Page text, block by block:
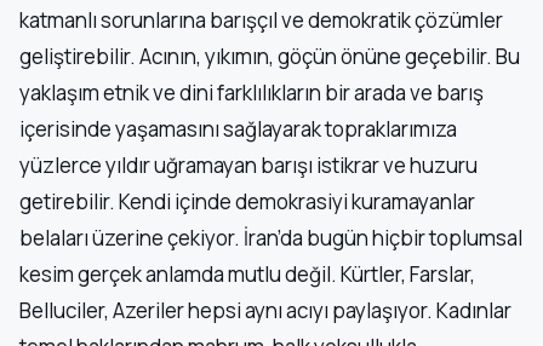
katmanlı sorunlarına barışçıl ve demokratik çözümler
geliştirebilir. Acının, yıkımın, göçün önüne geçebilir. Bu
yaklaşım etnik ve dini farklılıkların bir arada ve barış
içerisinde yaşamasını sağlayarak topraklarımıza
yüzlerce yıldır uğramayan barışı istikrar ve huzuru
getirebilir. Kendi içinde demokrasiyi kuramayanlar
belaları üzerine çekiyor. İran’da bugün hiçbir toplumsal
kesim gerçek anlamda mutlu değil. Kürtler, Farslar,
Belluciler, Azeriler hepsi aynı acıyı paylaşıyor. Kadınlar